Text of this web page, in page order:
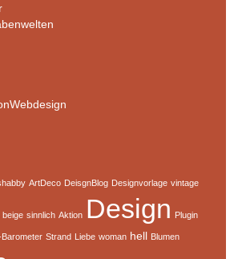
ArtDeco DeisgnBlog Designvorlage vintage
beige sinnlich Aktion Design Plugin
Barometer Strand Liebe woman hell Blumen